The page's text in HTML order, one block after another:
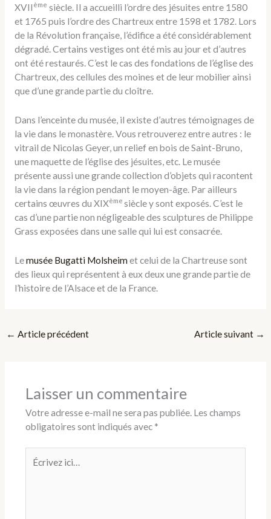
XVII ème siècle. Il a accueilli l’ordre des jésuites entre 1580
et 1765 puis l’ordre des Chartreux entre 1598 et 1782. Lors
de la Révolution française, l’édifice a été considérablement
dégradé. Certains vestiges ont été mis au jour et d’autres
ont été restaurés. C’est le cas des fondations de l’église des
Chartreux, des cellules des moines et de leur mobilier ainsi
que d’une grande partie du cloître.
Dans l’enceinte du musée, il existe d’autres témoignages de
la vie dans le monastère. Vous retrouverez entre autres : le
vitrail de Nicolas Geyer, un relief en bois de Saint-Bruno,
une maquette de l’église des jésuites, etc. Le musée
présente aussi une grande collection d’objets qui racontent
la vie dans la région pendant le moyen-âge. Par ailleurs
certains œuvres du XIXème siècle y sont exposés. C’est le
cas d’une partie non négligeable des sculptures de Philippe
Grass exposées dans une salle qui lui est consacrée.
Lemusée Bugatti Molsheimet celui de la Chartreuse sont
des lieux qui représentent à eux deux une grande partie de
l’histoire de l’Alsace et de la France.
← Article précédent Article suivant →
Laisser un commentaire
Votre adresse e-mail ne sera pas publiée. Les champs
obligatoires sont indiqués avec *
ici…